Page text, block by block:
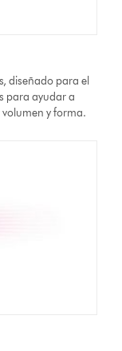
diseñado para el
para ayudar a
volumen y forma.